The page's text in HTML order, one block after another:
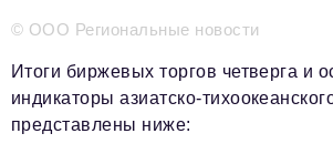
© ООО Региональные новости
Итоги биржевых торгов четверга и
индикаторы азиатско-
представлены ниже: